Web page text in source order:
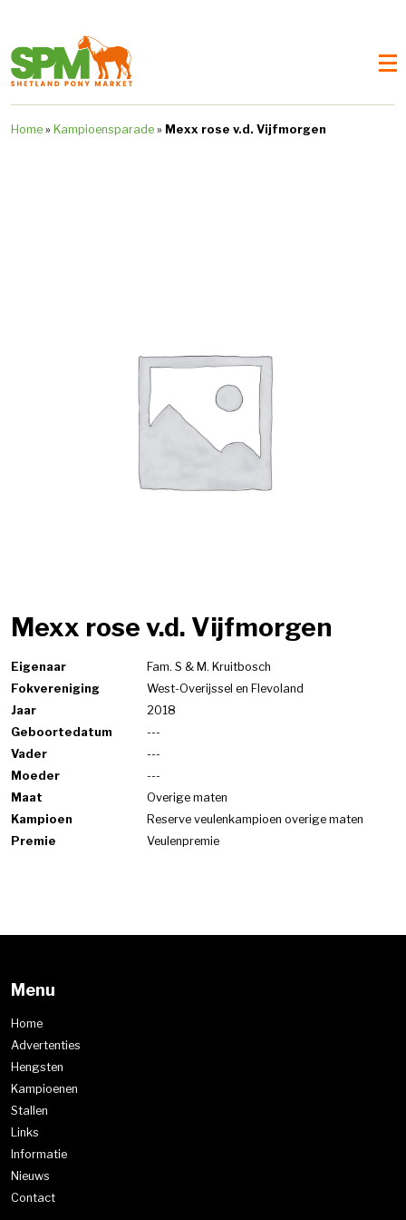
Home » Kampioensparade » Mexx rose v.d. Vijfmorgen
Mexx rose v.d. Vijfmorgen
Eigenaar
Fam. S & M. Kruitbosch
Fokvereniging
West-Overijssel en Flevoland
Jaar
2018
Geboortedatum
---
Vader
---
Moeder
---
Maat
Overige maten
Kampioen
Reserve veulenkampioen overige maten
Premie
Veulenpremie
Menu
Home
Advertenties
Hengsten
Kampioenen
Stallen
Links
Informatie
Nieuws
Contact